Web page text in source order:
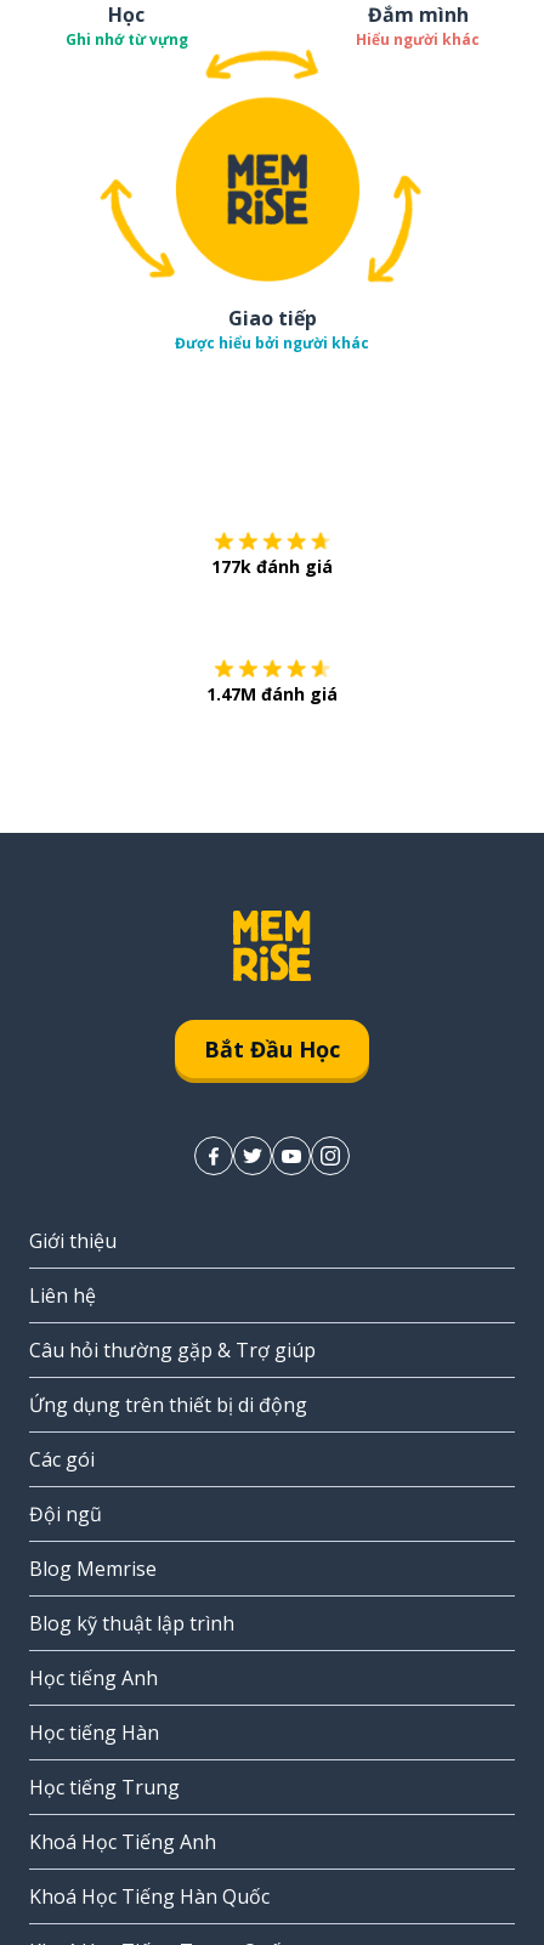
Học
Ghi nhớ từ vựng
Đắm mình
Hiểu người khác
Giao tiếp
Được hiểu bởi người khác
177k đánh giá
1.47M đánh giá
Bắt Đầu Học
Giới thiệu
Liên hệ
Câu hỏi thường gặp & Trợ giúp
Ứng dụng trên thiết bị di động
Các gói
Đội ngũ
Blog Memrise
Blog kỹ thuật lập trình
Học tiếng Anh
Học tiếng Hàn
Học tiếng Trung
Khoá Học Tiếng Anh
Khoá Học Tiếng Hàn Quốc